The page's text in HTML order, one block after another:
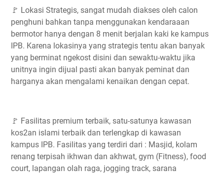
🚩 Lokasi Strategis, sangat mudah diakses oleh calon
penghuni bahkan tanpa menggunakan kendaraaan
bermotor hanya dengan 8 menit berjalan kaki ke kampus
IPB. Karena lokasinya yang strategis tentu akan banyak
yang berminat ngekost disini dan sewaktu-waktu jika
unitnya ingin dijual pasti akan banyak peminat dan
harganya akan mengalami kenaikan dengan cepat.
🚩 Fasilitas premium terbaik, satu-satunya kawasan
kos2an islami terbaik dan terlengkap di kawasan
kampus IPB. Fasilitas yang terdiri dari : Masjid, kolam
renang terpisah ikhwan dan akhwat, gym (Fitness), food
court, lapangan olah raga, jogging track, sarana